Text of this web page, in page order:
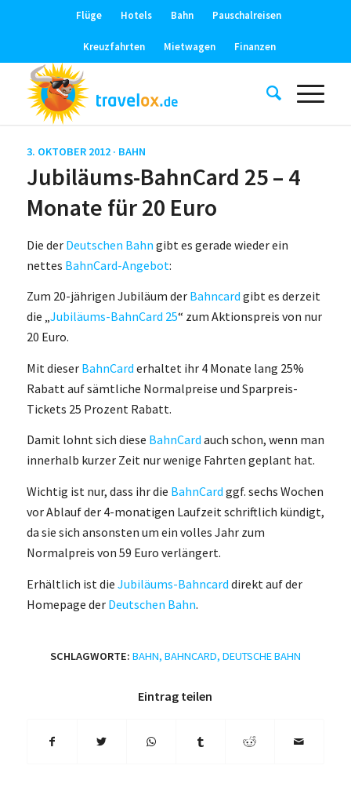
Flüge Hotels Bahn Pauschalreisen
Kreuzfahrten Mietwagen Finanzen
3. OKTOBER 2012 · BAHN
Jubiläums-BahnCard 25 – 4
Monate für 20 Euro
Die der Deutschen Bahn gibt es gerade wieder ein
nettes BahnCard-Angebot:
Zum 20-jährigen Jubiläum der Bahncard gibt es derzeit
die „Jubiläums-BahnCard 25“ zum Aktionspreis von nur
20 Euro.
Mit dieser BahnCard erhaltet ihr 4 Monate lang 25%
Rabatt auf sämtliche Normalpreise und Sparpreis-
Tickets 25 Prozent Rabatt.
Damit lohnt sich diese BahnCard auch schon, wenn man
innerhalb kurzer Zeit nur wenige Fahrten geplant hat.
Wichtig ist nur, dass ihr die BahnCard ggf. sechs Wochen
vor Ablauf der 4-monatigen Laufzeit schriftlich kündigt,
da sie sich ansonsten um ein volles Jahr zum
Normalpreis von 59 Euro verlängert.
Erhältlich ist die Jubiläums-Bahncard direkt auf der
Homepage der Deutschen Bahn.
SCHLAGWORTE: BAHN, BAHNCARD, DEUTSCHE BAHN
Eintrag teilen